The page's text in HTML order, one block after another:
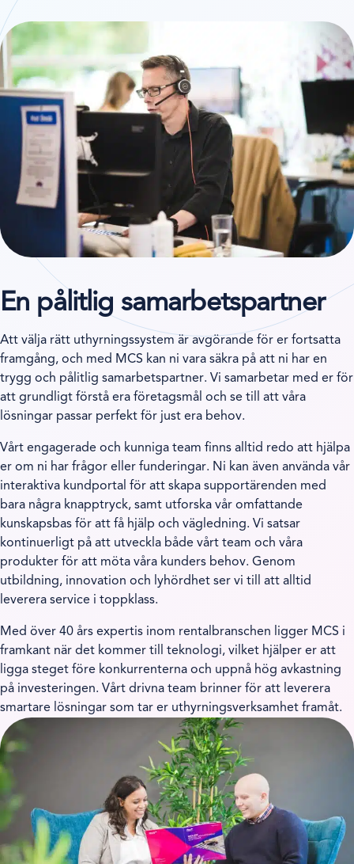
En pålitlig samarbetspartner
Att välja rätt uthyrningssystem är avgörande för er fortsatta
framgång, och med MCS kan ni vara säkra på att ni har en
trygg och pålitlig samarbetspartner. Vi samarbetar med er för
att grundligt förstå era företagsmål och se till att våra
lösningar passar perfekt för just era behov.
Vårt engagerade och kunniga team finns alltid redo att hjälpa
er om ni har frågor eller funderingar. Ni kan även använda vår
interaktiva kundportal för att skapa supportärenden med
bara några knapptryck, samt utforska vår omfattande
kunskapsbas för att få hjälp och vägledning. Vi satsar
kontinuerligt på att utveckla både vårt team och våra
produkter för att möta våra kunders behov. Genom
utbildning, innovation och lyhördhet ser vi till att alltid
leverera service i toppklass.
Med över 40 års expertis inom rentalbranschen ligger MCS i
framkant när det kommer till teknologi, vilket hjälper er att
ligga steget före konkurrenterna och uppnå hög avkastning
på investeringen. Vårt drivna team brinner för att leverera
smartare lösningar som tar er uthyrningsverksamhet framåt.